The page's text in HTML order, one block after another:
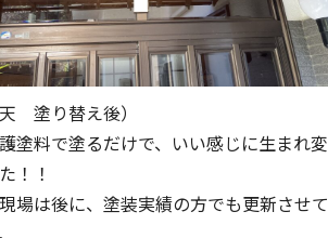
天 塗り替え後）
塗料で塗るだけで、いい感じに生まれ変
！！
場は後に、塗装実績の方でも更新させて